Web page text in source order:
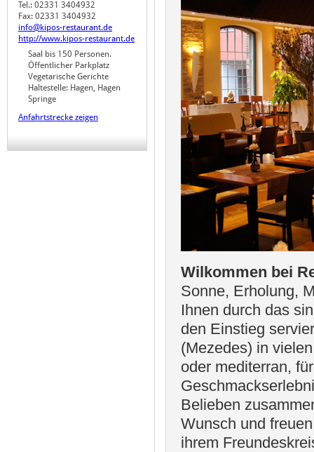
Tel.: 02331 3404932
Fax: 02331 3404932
info@kipos-restaurant.de
http://www.kipos-restaurant.de
Saal bis 150 Personen.
Öffentlicher Parkplatz
Vegetarische Gerichte
Haltestelle: Hagen, Hagen
Springe
Anfahrtstrecke zeigen
Wilkommen bei
Sonne, Erholung,
Ihnen durch das
den Einstieg
(Mezedes) in
oder mediterran,
Belieben
Wunsch und
ihrem